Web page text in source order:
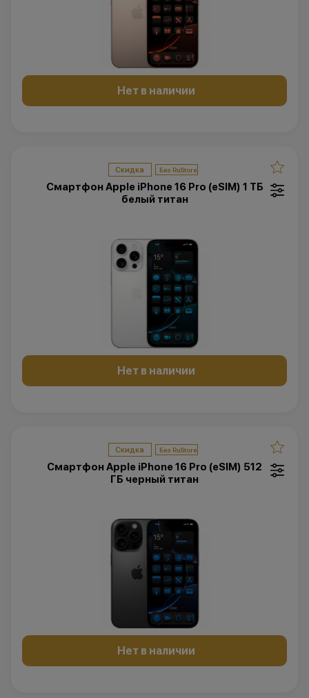
Нет в наличии
Скидка
Смартфон Apple iPhone 16 Pro (eSIM) 1 ТБ
белый титан
Нет в наличии
Скидка
Смартфон Apple iPhone 16 Pro (eSIM) 512
ГБ черный титан
Нет в наличии